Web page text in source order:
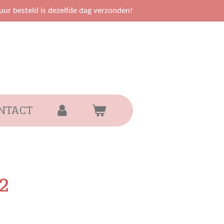
besteld is dezelfde dag verzonden!